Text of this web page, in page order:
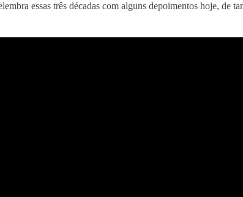
essas três décadas com alguns depoimentos hoje, de